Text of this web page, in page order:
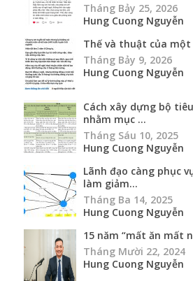
Tháng Bảy 25, 2026
Hung Cuong Nguyễn
Thế và thuật của một
Tháng Bảy 9, 2026
Hung Cuong Nguyễn
Cách xây dựng bộ
nhằm mục ...
Tháng Sáu 10, 2025
Hung Cuong Nguyễn
Lãnh đạo càng phục
làm giảm...
Tháng Ba 14, 2025
Hung Cuong Nguyễn
15 năm “mất ăn mất
Tháng Mười 22, 2024
Hung Cuong Nguyễn